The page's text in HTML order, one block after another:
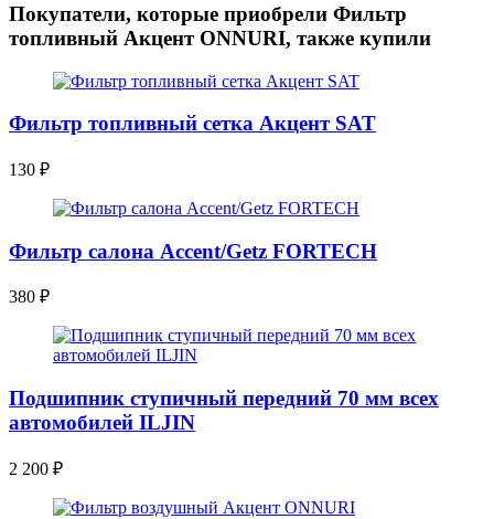
Покупатели, которые приобрели Фильтр
топливный Акцент ONNURI, также купили
Фильтр топливный сетка Акцент SAT
130 ₽
Фильтр салона Accent/Getz FORTECH
380 ₽
Подшипник ступичный передний 70 мм всех
автомобилей ILJIN
2 200 ₽